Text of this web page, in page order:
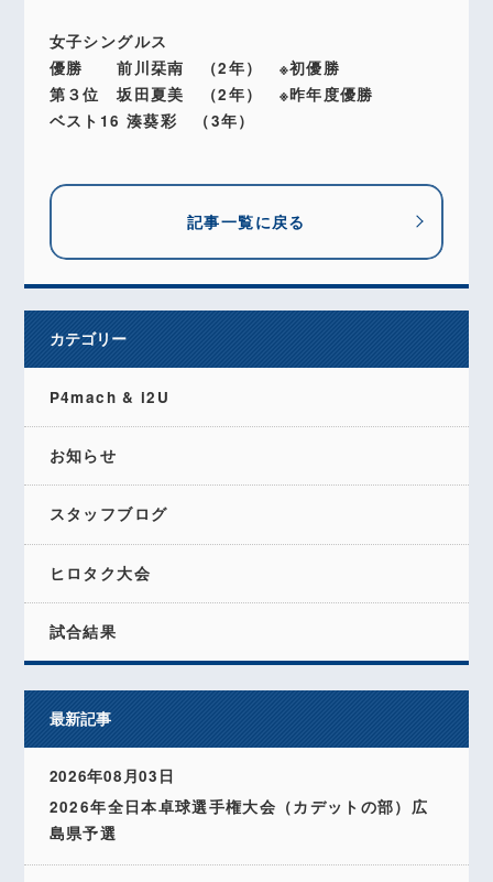
女子シングルス
優勝 前川栞南 （2年） ※初優勝
第３位 坂田夏美 （2年） ※昨年度優勝
ベスト16 湊葵彩 （3年）
記事一覧に戻る
カテゴリー
P4mach & i2U
お知らせ
スタッフブログ
ヒロタク大会
試合結果
最新記事
2026年08月03日
2026年全日本卓球選手権大会（カデットの部）広
島県予選